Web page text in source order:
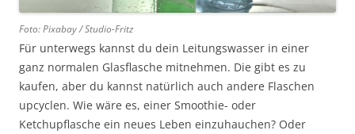
Foto: Pixabay / Studio-Fritz
Für unterwegs kannst du dein Leitungswasser in einer
ganz normalen Glasflasche mitnehmen. Die gibt es zu
kaufen, aber du kannst natürlich auch andere Flaschen
upcyclen. Wie wäre es, einer Smoothie- oder
Ketchupflasche ein neues Leben einzuhauchen? Oder